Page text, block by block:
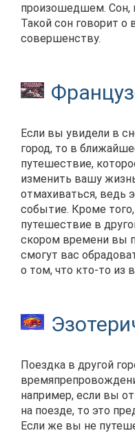
произошедшем. Сон,
Такой сон говорит
совершенству.
Если вы увидели в
город, то в
путешествие,
изменить вашу
отмахиваться, ведь
событие. Кроме
путешествие в
скором времени вы
смогут вас
о том, что кто-то из
Поездка в другой
например, если вы
на поезде, то это
Если же вы не